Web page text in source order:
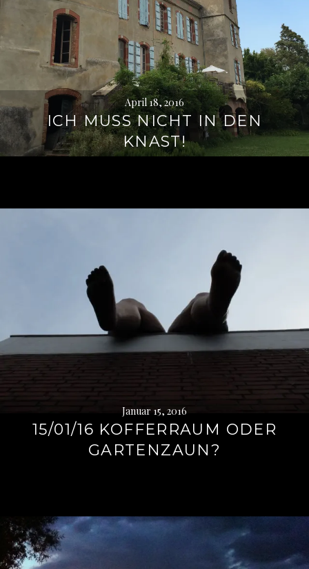
April 18, 2016
ICH MUSS NICHT IN DEN
KNAST!
Januar 15, 2016
15/01/16 KOFFERRAUM ODER
GARTENZAUN?